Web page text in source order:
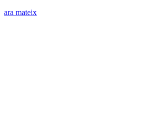
ara mateix